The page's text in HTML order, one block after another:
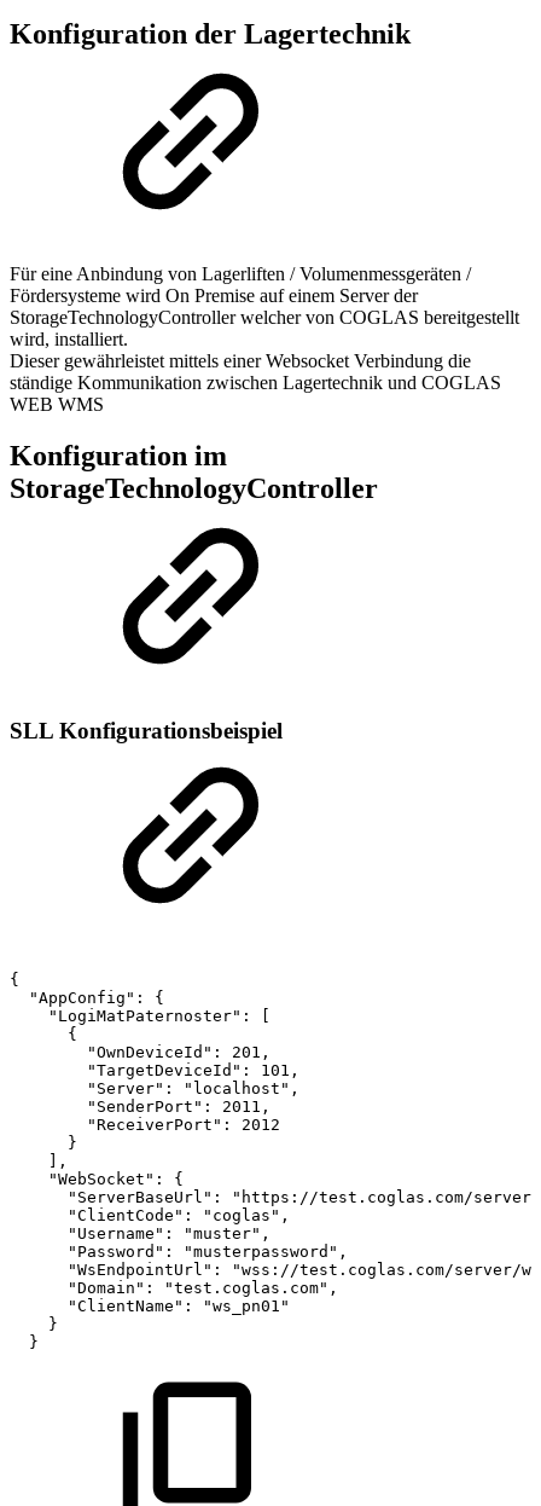
Konfiguration der Lagertechnik
Für eine Anbindung von Lagerliften / Volumenmessgeräten /
Fördersysteme wird On Premise auf einem Server der
StorageTechnologyController welcher von COGLAS bereitgestellt
wird, installiert.
Dieser gewährleistet mittels einer Websocket Verbindung die
ständige Kommunikation zwischen Lagertechnik und COGLAS
WEB WMS
Konfiguration im
StorageTechnologyController
SLL Konfigurationsbeispiel
{
"AppConfig":
{
"LogiMatPaternoster":
[
{
"OwnDeviceId":
201,
"TargetDeviceId":
101,
"Server":
"localhost",
"SenderPort":
2011,
"ReceiverPort":
2012
}
],
"WebSocket":
{
"ServerBaseUrl":
"https://test.coglas.com/
"ClientCode":
"coglas",
"Username":
"muster",
"Password":
"musterpassword",
"WsEndpointUrl":
"wss://test.coglas.com/server/
"Domain":
"test.coglas.com",
"ClientName":
"ws_pn01"
}
}